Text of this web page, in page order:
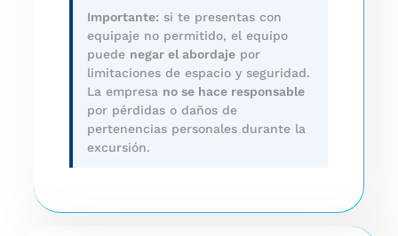
Importante: si te presentas con
equipaje no permitido, el equipo
puede negar el abordaje por
limitaciones de espacio y seguridad.
La empresa no se hace responsable
por pérdidas o daños de
pertenencias personales durante la
excursión.